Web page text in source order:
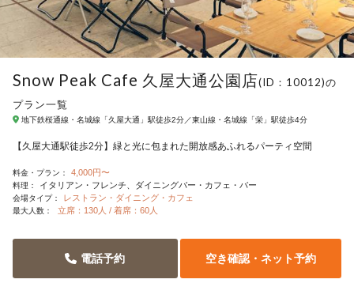
Snow Peak Cafe 久屋大通公園店(ID：10012)の
プラン一覧
地下鉄桜通線・名城線「久屋大通」駅徒歩2分／東山線・名城線「栄」駅徒歩4分
【久屋大通駅徒歩2分】緑と光に包まれた開放感あふれるパーティ空間
料金・プラン： 4,000円〜
料理： イタリアン・フレンチ ダイニングバー・カフェ・バー
会場タイプ： レストラン・ダイニング・カフェ
最大人数： 立席：130人 / 着席：60人
空き確認・ネット予約
電話予約